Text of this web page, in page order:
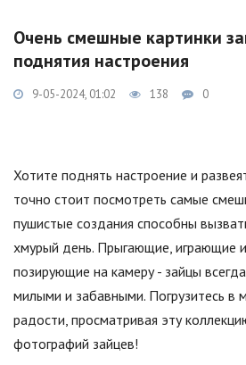
Очень смешные картинки
поднятия настроения
9-05-2024, 01:02 138 0
Хотите поднять настроение и
точно стоит посмотреть самые
пушистые создания способны
хмурый день. Прыгающие, играющие
позирующие на камеру - зайцы
милыми и забавными. Погрузитесь в
радости, просматривая эту
фотографий зайцев!